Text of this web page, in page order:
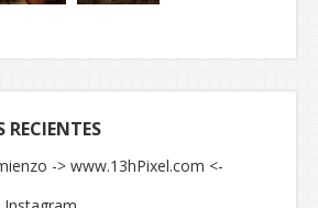
-> www.13hPixel.com <-